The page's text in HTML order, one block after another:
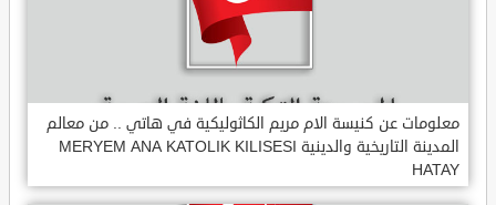
معلومات عن كنيسة الام مريم الكاثوليكية في هاتي .. من معالم
المدينة التاريخية والدينية MERYEM ANA KATOLIK KILISESI
HATAY